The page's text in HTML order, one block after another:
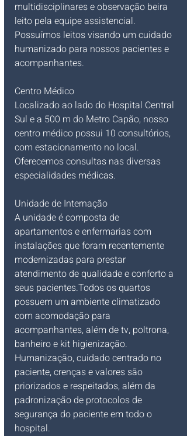
multidisciplinares e observação beira
leito pela equipe assistencial.
Possuímos leitos visando um cuidado
humanizado para nossos pacientes e
acompanhantes.
Centro Médico
Localizado ao lado do Hospital Central
Sul e a 500 m do Metro Capão, nosso
centro médico possui 10 consultórios,
com estacionamento no local.
Oferecemos consultas nas diversas
especialidades médicas.
Unidade de Internação
A unidade é composta de
apartamentos e enfermarias com
instalações que foram recentemente
modernizadas para prestar
atendimento de qualidade e conforto a
seus pacientes.Todos os quartos
possuem um ambiente climatizado
com acomodação para
acompanhantes, além de tv, poltrona,
banheiro e kit higienização.
Humanização, cuidado centrado no
paciente, crenças e valores são
priorizados e respeitados, além da
padronização de protocolos de
segurança do paciente em todo o
hospital.